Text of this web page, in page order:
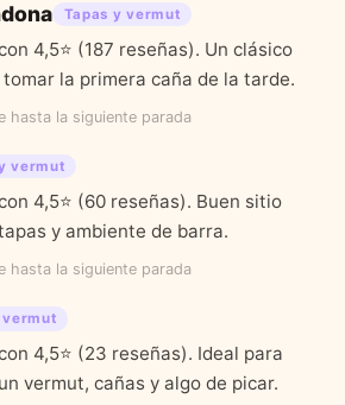
Tapas y vermut
4,5⭐ (187 reseñas). Un clásico
la primera caña de la tarde.
hasta la siguiente parada
vermut
4,5⭐ (60 reseñas). Buen sitio
y ambiente de barra.
hasta la siguiente parada
vermut
4,5⭐ (23 reseñas). Ideal para
vermut, cañas y algo de picar.